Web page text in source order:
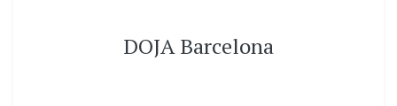
DOJA Barcelona